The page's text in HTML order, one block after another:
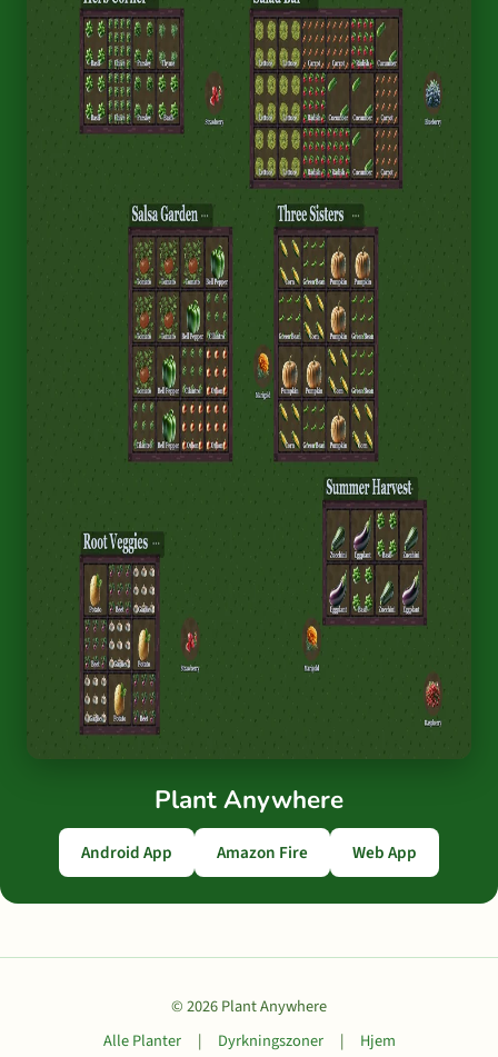
Plant Anywhere
Android App Amazon Fire Web App
© 2026 Plant Anywhere
Alle Planter
| Dyrkningszoner | Hjem